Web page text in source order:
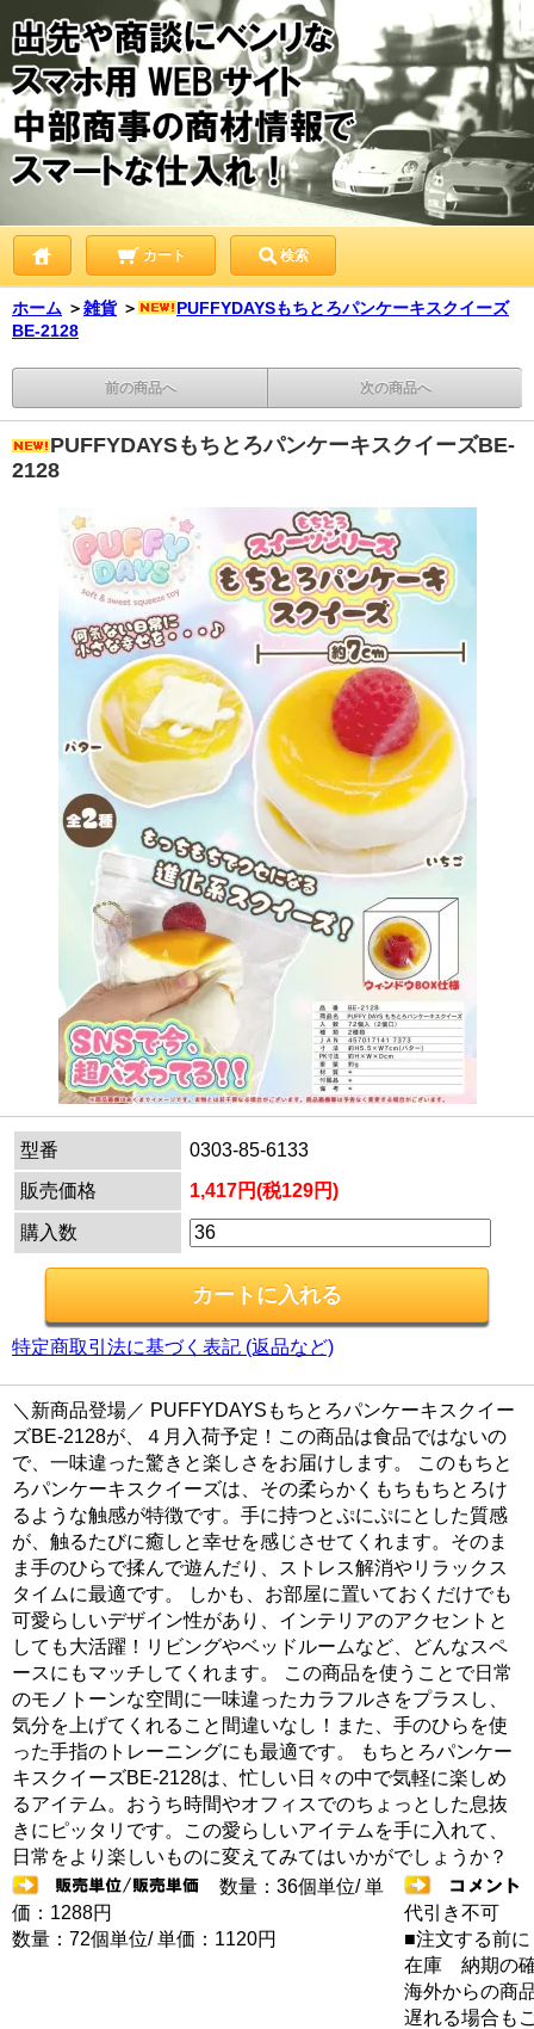
カート 検索
ホーム ＞雑貨 ＞
PUFFYDAYSもちとろパンケーキスクイーズ
BE-2128
前の商品へ 次の商品へ
PUFFYDAYSもちとろパンケーキスクイーズBE-
2128
型番
0303-85-6133
販売価格
1,417円(税129円)
購入数
特定商取引法に基づく表記 (返品など)
＼新商品登場／ PUFFYDAYSもちとろパンケーキスクイー
ズBE-2128が、４月入荷予定！この商品は食品ではないの
で、一味違った驚きと楽しさをお届けします。 このもちと
ろパンケーキスクイーズは、その柔らかくもちもちとろけ
るような触感が特徴です。手に持つとぷにぷにとした質感
が、触るたびに癒しと幸せを感じさせてくれます。そのま
ま手のひらで揉んで遊んだり、ストレス解消やリラックス
タイムに最適です。 しかも、お部屋に置いておくだけでも
可愛らしいデザイン性があり、インテリアのアクセントと
しても大活躍！リビングやベッドルームなど、どんなスペ
ースにもマッチしてくれます。 この商品を使うことで日常
のモノトーンな空間に一味違ったカラフルさをプラスし、
気分を上げてくれること間違いなし！また、手のひらを使
った手指のトレーニングにも最適です。 もちとろパンケー
キスクイーズBE-2128は、忙しい日々の中で気軽に楽しめ
るアイテム。おうち時間やオフィスでのちょっとした息抜
きにピッタリです。この愛らしいアイテムを手に入れて、
日常をより楽しいものに変えてみてはいかがでしょうか？
数量：36個単位/ 単
価：1288円
数量：72個単位/ 単価：1120円
代引き不可
■注文する前に
在庫 納期の
海外からの商
遅れる場合も